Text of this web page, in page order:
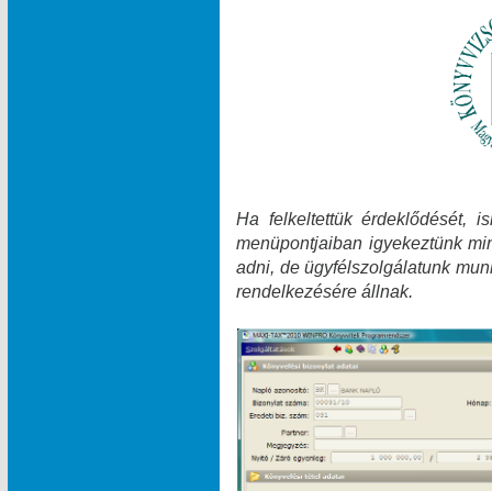
Ha felkeltettük érdeklődését,
menüpontjaiban igyekeztünk
adni, de ügyfélszolgálatunk
rendelkezésére állnak.